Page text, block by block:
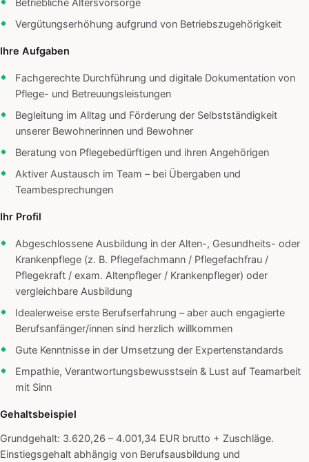
Betriebliche Altersvorsorge
Vergütungserhöhung aufgrund von Betriebszugehörigkeit
Ihre Aufgaben
Fachgerechte Durchführung und digitale Dokumentation von
Pflege- und Betreuungsleistungen
Begleitung im Alltag und Förderung der Selbstständigkeit
unserer Bewohnerinnen und Bewohner
Beratung von Pflegebedürftigen und ihren Angehörigen
Aktiver Austausch im Team – bei Übergaben und
Teambesprechungen
Ihr Profil
Abgeschlossene Ausbildung in der Alten-, Gesundheits- oder
Krankenpflege (z. B. Pflegefachmann / Pflegefachfrau /
Pflegekraft / exam. Altenpfleger / Krankenpfleger) oder
vergleichbare Ausbildung
Idealerweise erste Berufserfahrung – aber auch engagierte
Berufsanfänger/innen sind herzlich willkommen
Gute Kenntnisse in der Umsetzung der Expertenstandards
Empathie, Verantwortungsbewusstsein & Lust auf Teamarbeit
mit Sinn
Gehaltsbeispiel
Grundgehalt: 3.620,26 – 4.001,34 EUR brutto + Zuschläge.
Einstiegsgehalt abhängig von Berufsausbildung und